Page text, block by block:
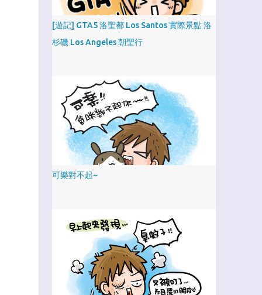
[遊記] GTA5 洛聖都 Los Santos 實際景點 洛
杉磯 Los Angeles 朝聖行
可樂對不起~